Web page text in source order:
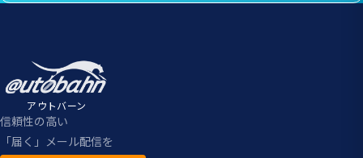
アウトバーン
信頼性の高い
「届く」メール配信を